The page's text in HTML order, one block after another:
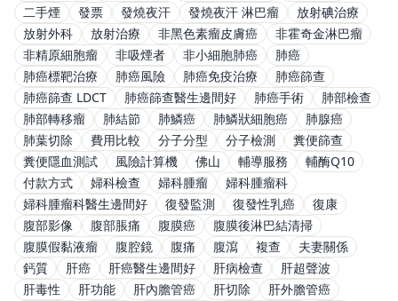
二手煙
發票 發燒夜汗 發燒夜汗 淋巴瘤
放射碘治療
放射外科
放射治療 非黑色素瘤皮膚癌
非霍奇金淋巴瘤
非精原細胞瘤
非吸煙者 非小細胞肺癌
肺癌
肺癌標靶治療
肺癌風險 肺癌免疫治療
肺癌篩查
肺癌篩查 LDCT
肺癌篩查醫生邊間好 肺癌手術
肺部檢查
肺部轉移瘤
肺結節 肺鱗癌 肺鱗狀細胞癌
肺腺癌
肺葉切除
費用比較 分子分型 分子檢測
糞便篩查
糞便隱血測試
風險計算機 佛山 輔導服務
輔酶Q10
付款方式
婦科檢查 婦科腫瘤
婦科腫瘤科
婦科腫瘤科醫生邊間好
復發監測 復發性乳癌
復康
腹部影像
腹部脹痛 腹膜癌
腹膜後淋巴結清掃
腹膜假黏液瘤
腹腔鏡 腹痛 腹瀉 複查
夫妻關係
鈣質
肝癌 肝癌醫生邊間好 肝病檢查
肝超聲波
肝毒性
肝功能 肝內膽管癌 肝切除
肝外膽管癌